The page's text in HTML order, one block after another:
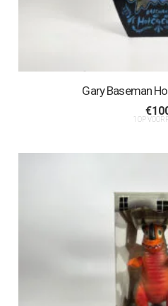
Gary Baseman
€
1 OP